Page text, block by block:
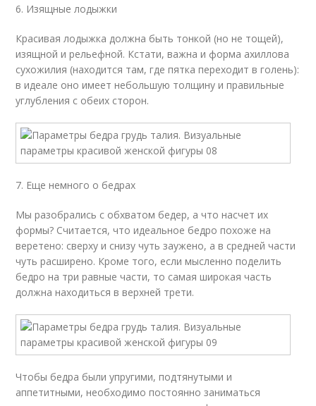
6. Изящные лодыжки
Красивая лодыжка должна быть тонкой (но не тощей),
изящной и рельефной. Кстати, важна и форма ахиллова
сухожилия (находится там, где пятка переходит в голень):
в идеале оно имеет небольшую толщину и правильные
углубления с обеих сторон.
7. Еще немного о бедрах
Мы разобрались с обхватом бедер, а что насчет их
формы? Считается, что идеальное бедро похоже на
веретено: сверху и снизу чуть заужено, а в средней части
чуть расширено. Кроме того, если мысленно поделить
бедро на три равные части, то самая широкая часть
должна находиться в верхней трети.
Чтобы бедра были упругими, подтянутыми и
аппетитными, необходимо постоянно заниматься